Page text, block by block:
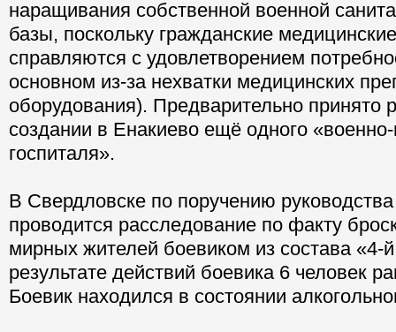
наращивания собственной военной
базы, поскольку гражданские
справляются с удовлетворением
основном из-за нехватки медицинских
оборудования). Предварительно принято
создании в Енакиево ещё одного
госпиталя».
В Свердловске по поручению
проводится расследование по факту
мирных жителей боевиком из состава «4-
результате действий боевика 6 человек
Боевик находился в состоянии